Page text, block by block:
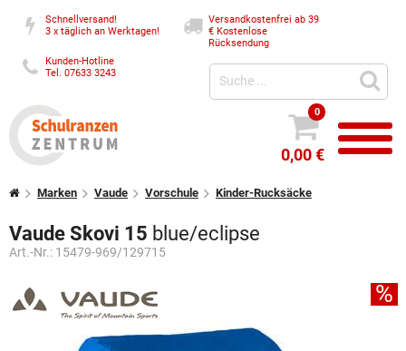
Schnellversand!
3 x täglich an Werktagen!
Versandkostenfrei ab 39
€Kostenlose
Rücksendung
Kunden-Hotline
Tel. 07633 3243
0
0,00 €
Marken Vaude Vorschule Kinder-Rucksäcke
Vaude Skovi 15 blue/eclipse
Art.-Nr.: 15479-969/129715
%